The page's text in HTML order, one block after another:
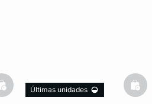
basketfullÚltimas unidades